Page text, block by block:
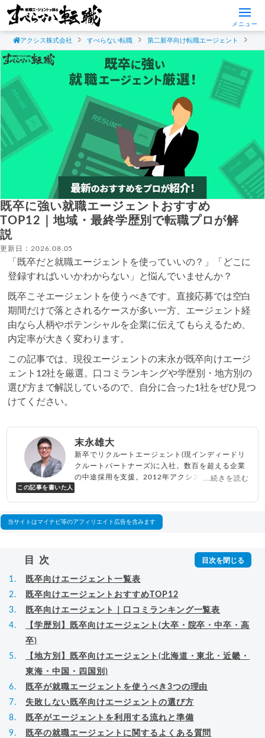
メニュー
アクシス株式会社 すべらない転職 第二新卒向け転職エージェント
既卒に強い就職エージェントおすすめ
TOP12｜地域・最終学歴別で転職プロが解
説
更新日：2026.08.05
「既卒だと就職エージェントを使っていいの？」「どこに
登録すればいいかわからない」と悩んでいませんか？
既卒こそエージェントを使うべきです。直接応募では空白
期間だけで落とされるケースが多い一方、エージェント経
由なら人柄やポテンシャルを企業に伝えてもらえるため、
内定率が大きく変わります。
この記事では、現役エージェントの末永が既卒向けエージ
ェント12社を厳選。口コミランキングや学歴別・地方別の
選び方まで解説しているので、自分に合った1社をぜひ見つ
けてください。
この記事を書いた人
末永雄大
新卒でリクルートエージェント(現インディードリ
クルートパートナーズ)に入社。数百を超える企業
の中途採用を支援。2012年アクシス(株)設立、代
べらない転職エージェント
...続きを読む
当サイトはマイナビ等のアフィリエイト広告を含みます
目次
既卒向けエージェント一覧表
既卒向けエージェントおすすめTOP12
既卒向けエージェント｜口コミランキング一覧表
【学歴別】既卒向けエージェント(大卒・院卒・中卒・高
卒)
【地方別】既卒向けエージェント(北海道・東北・近畿・
東海・中国・四国別)
既卒が就職エージェントを使うべき3つの理由
失敗しない既卒向けエージェントの選び方
既卒がエージェントを利用する流れと準備
既卒の就職エージェントに関するよくある質問